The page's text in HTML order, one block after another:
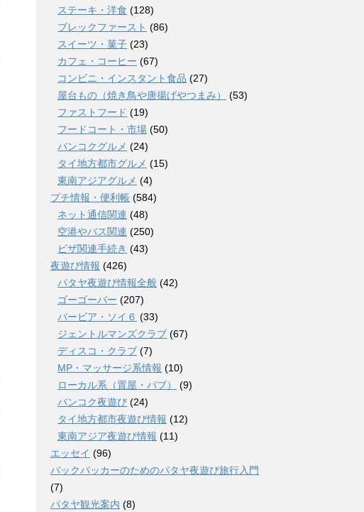
ステーキ・洋食 (128)
ブレックファースト (86)
スイーツ・菓子 (23)
カフェ・コーヒー (67)
コンビニ・インスタント食品 (27)
屋台もの（焼き鳥や唐揚げやつまみ）
(53)
ファストフード (19)
フードコート・市場 (50)
バンコクグルメ (24)
タイ地方都市グルメ (15)
東南アジアグルメ (4)
プチ情報・便利帳 (584)
ネット通信関連 (48)
空港やバス関連 (250)
ビザ関連手続き (43)
夜遊び情報 (426)
パタヤ夜遊び情報全般 (42)
ゴーゴーバー (207)
バービア・ソイ６ (33)
ジェントルマンズクラブ (67)
ディスコ・クラブ (7)
MP・マッサージ系情報 (10)
ローカル系（置屋・パブ）
(9)
バンコク夜遊び (24)
タイ地方都市夜遊び情報 (12)
東南アジア夜遊び情報 (11)
エッセイ (96)
バックパッカーのためのパタヤ夜遊び旅行入門
(7)
パタヤ観光案内 (8)